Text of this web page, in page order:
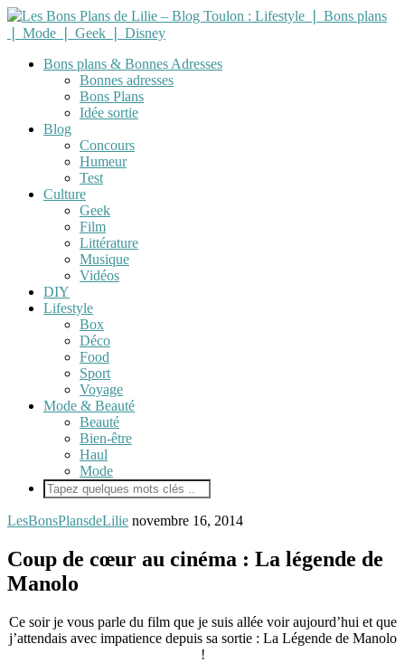
Bons plans & Bonnes Adresses
Bonnes adresses
Bons Plans
Idée sortie
Blog
Concours
Humeur
Test
Culture
Geek
Film
Littérature
Musique
Vidéos
DIY
Lifestyle
Box
Déco
Food
Sport
Voyage
Mode & Beauté
Beauté
Bien-être
Haul
Mode
LesBonsPlansdeLilie novembre 16, 2014
Coup de cœur au cinéma : La légende de
Manolo
Ce soir je vous parle du film que je suis allée voir aujourd’hui et que
j’attendais avec impatience depuis sa sortie : La Légende de Manolo
!